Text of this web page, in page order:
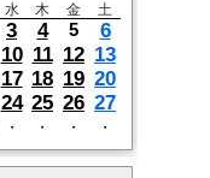
水 木 金
土
3 4 5
6
10 11 12 13
17 18 19 20
24 25 26 27
・ ・ ・ ・